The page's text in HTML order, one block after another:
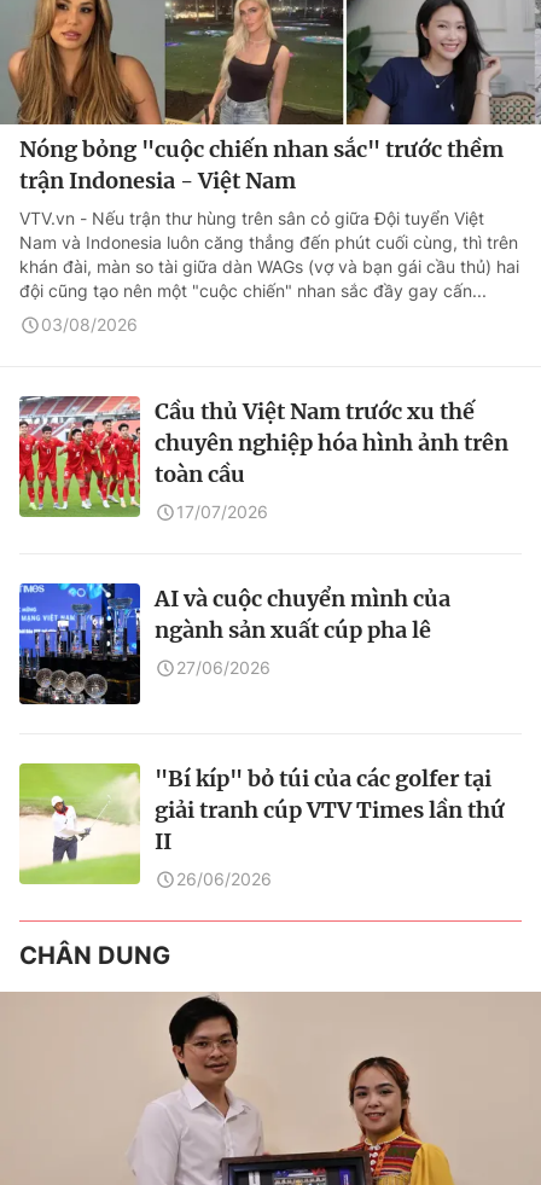
Nóng bỏng "cuộc chiến nhan sắc" trước thềm
trận Indonesia - Việt Nam
VTV.vn - Nếu trận thư hùng trên sân cỏ giữa Đội tuyển Việt
Nam và Indonesia luôn căng thẳng đến phút cuối cùng, thì trên
khán đài, màn so tài giữa dàn WAGs (vợ và bạn gái cầu thủ) hai
đội cũng tạo nên một "cuộc chiến" nhan sắc đầy gay cấn...
03/08/2026
Cầu thủ Việt Nam trước xu thế
chuyên nghiệp hóa hình ảnh trên
toàn cầu
17/07/2026
AI và cuộc chuyển mình của
ngành sản xuất cúp pha lê
27/06/2026
"Bí kíp" bỏ túi của các golfer tại
giải tranh cúp VTV Times lần thứ
II
26/06/2026
CHÂN DUNG